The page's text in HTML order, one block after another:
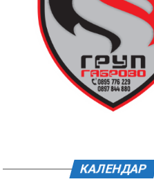
КАЛЕНДАР